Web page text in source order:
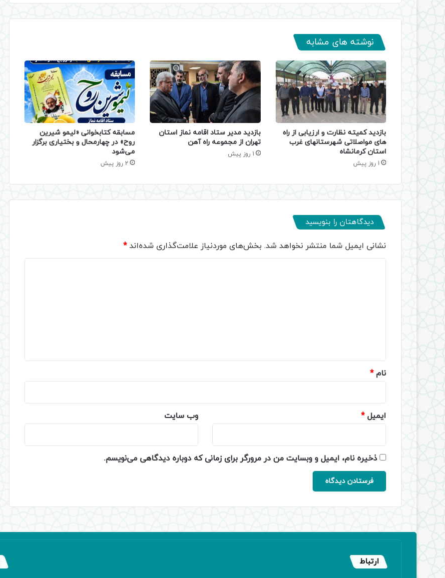
نوشته های مشابه
بازدید کمیته نظارت و ارزیابی از راه
های مواصلاتی شهرستانهای غرب
استان کرمانشاه
1 روز پیش
بازدید مدیر ستاد اقامه نماز استان
تهران از مجموعه راه آهن
1 روز پیش
مسابقه کتابخوانی «لیمو شیرین
روح» در چهارمحال و بختیاری برگزار
می‌شود
2 روز پیش
دیدگاهتان را بنویسید
نشانی ایمیل شما منتشر نخواهد شد. بخش‌های موردنیاز علامت‌گذاری شده‌اند*
نام*
ایمیل* وب‌ سایت
ذخیره نام، ایمیل و وبسایت من در مرورگر برای زمانی که دوباره دیدگاهی می‌نویسم.
ارتباط